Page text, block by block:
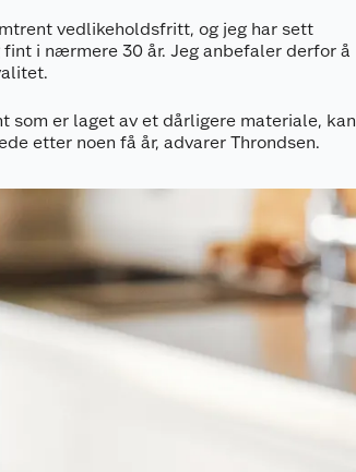
vedlikeholdsfritt, og jeg har sett
i nærmere 30 år. Jeg anbefaler derfor å
som er laget av et dårligere materiale, kan
etter noen få år, advarer Throndsen.